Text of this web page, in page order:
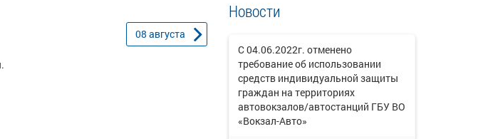
08 августа
Новости
С 04.06.2022г. отменено
требование об использовании
средств индивидуальной защиты
граждан на территориях
автовокзалов/автостанций ГБУ ВО
«Вокзал-Авто»